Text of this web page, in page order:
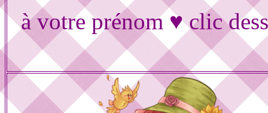
à votre prénom ♥ clic